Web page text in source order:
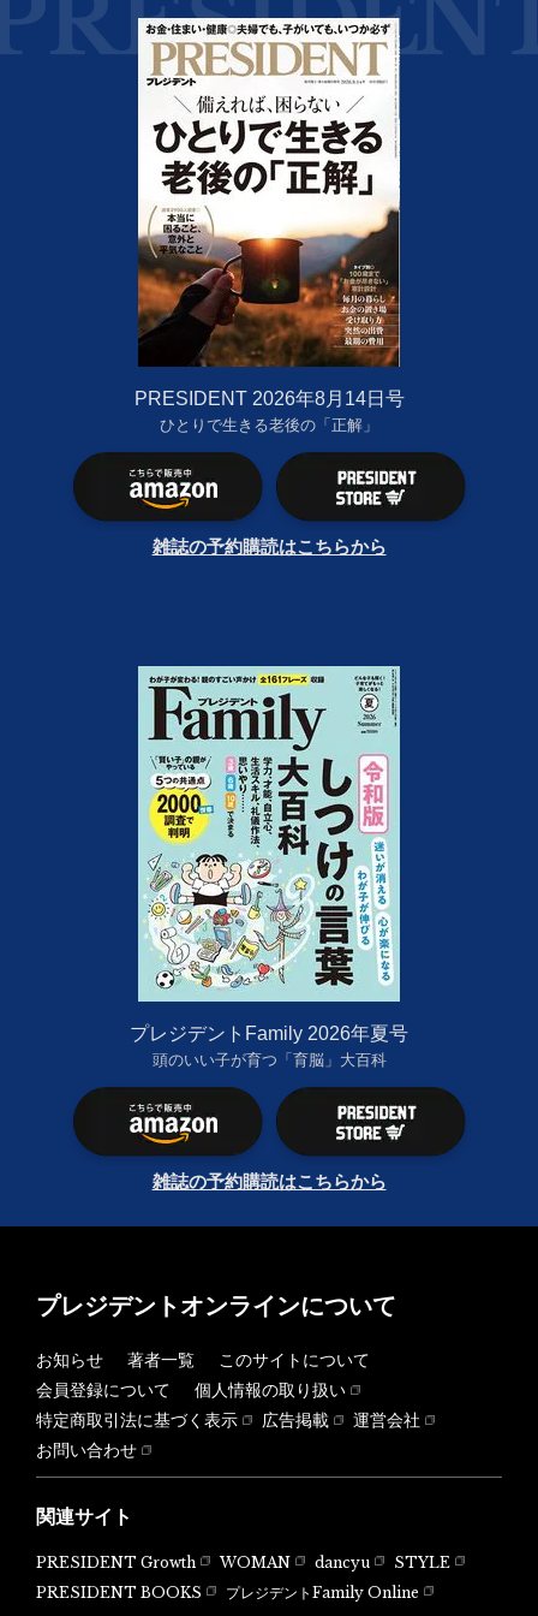
PRESIDENT 2026年8月14日号
ひとりで生きる老後の「正解」
雑誌の予約購読はこちらから
プレジデントFamily 2026年夏号
頭のいい子が育つ「育脳」大百科
雑誌の予約購読はこちらから
プレジデントオンラインについて
お知らせ 著者一覧
このサイトについて
会員登録について
個人情報の取り扱い
特定商取引法に基づく表示
広告掲載
運営会社
お問い合わせ
関連サイト
PRESIDENT Growth WOMAN dancyu
STYLE
PRESIDENT BOOKS
プレジデントFamily Online